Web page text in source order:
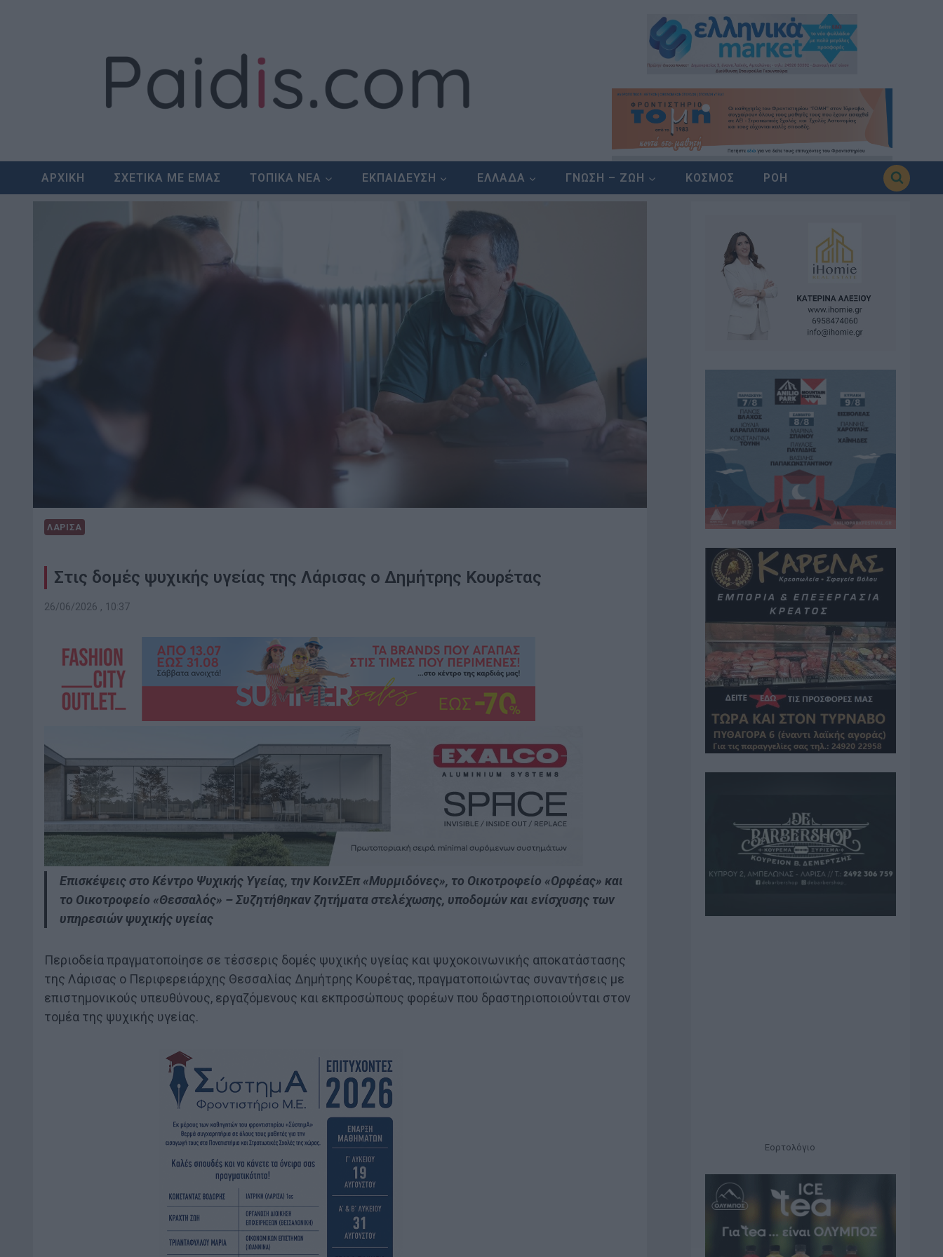
ΑΡΧΙΚΗ ΣΧΕΤΙΚΑ ΜΕ ΕΜΑΣ ΤΟΠΙΚΑ ΝΕΑ ΕΚΠΑΙΔΕΥΣΗ ΕΛΛΑΔΑ ΓΝΩΣΗ – ΖΩΗ ΚΟΣΜΟΣ ΡΟΗ
ΛΑΡΙΣΑ
Στις δομές ψυχικής υγείας της Λάρισας ο Δημήτρης Κουρέτας
26/06/2026 , 10:37
Επισκέψεις στο Κέντρο Ψυχικής Υγείας, την ΚοινΣΕπ «Μυρμιδόνες», το Οικοτροφείο «Ορφέας» και
το Οικοτροφείο «Θεσσαλός» – Συζητήθηκαν ζητήματα στελέχωσης, υποδομών και ενίσχυσης των
υπηρεσιών ψυχικής υγείας
Περιοδεία πραγματοποίησε σε τέσσερις δομές ψυχικής υγείας και ψυχοκοινωνικής αποκατάστασης
της Λάρισας ο Περιφερειάρχης Θεσσαλίας Δημήτρης Κουρέτας, πραγματοποιώντας συναντήσεις με
επιστημονικούς υπευθύνους, εργαζόμενους και εκπροσώπους φορέων που δραστηριοποιούνται στον
τομέα της ψυχικής υγείας.
Εορτολόγιο